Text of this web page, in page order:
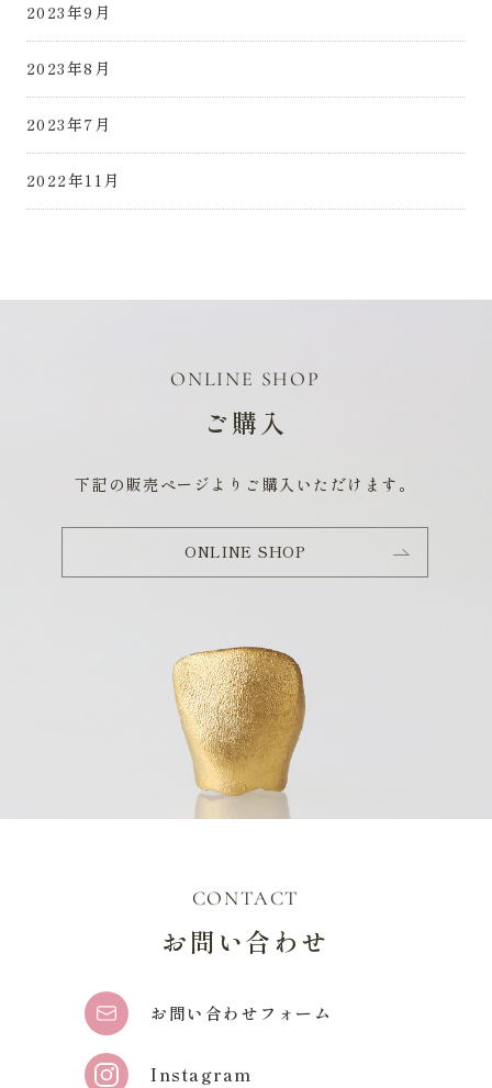
2023年9月
2023年8月
2023年7月
2022年11月
ONLINE SHOP
ご購入
下記の販売ページよりご購入いただけます。
ONLINE SHOP
CONTACT
お問い合わせ
お問い合わせフォーム
Instagram